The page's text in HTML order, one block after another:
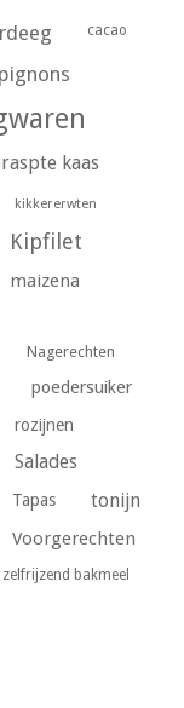
cacao
kaas
kikkererwten
Kipfilet
maizena
Nagerechten
poedersuiker
rozijnen
Salades
Tapas tonijn
Voorgerechten
zelfrijzend bakmeel